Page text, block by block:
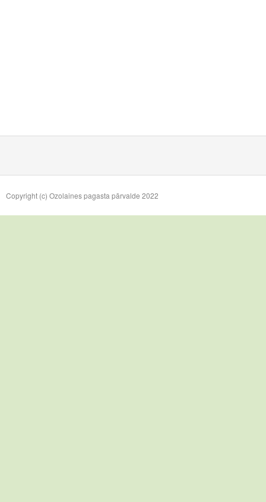
Copyright (c) Ozolaines pagasta pārvalde 2022